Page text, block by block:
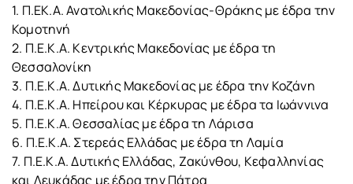
1. Π.ΕΚ.Α. Ανατολικής Μακεδονίας-Θράκης με έδρα την
Κομοτηνή
2. Π.Ε.Κ.Α. Κεντρικής Μακεδονίας με έδρα τη
Θεσσαλονίκη
3. Π.Ε.Κ.Α. Δυτικής Μακεδονίας με έδρα την Κοζάνη
4. Π.Ε.Κ.Α. Ηπείρου και Κέρκυρας με έδρα τα Ιωάννινα
5. Π.Ε.Κ.Α. Θεσσαλίας με έδρα τη Λάρισα
6. Π.Ε.Κ.Α. Στερεάς Ελλάδας με έδρα τη Λαμία
7. Π.Ε.Κ.Α. Δυτικής Ελλάδας, Ζακύνθου, Κεφαλληνίας
και Λευκάδας με έδρα την Πάτρα